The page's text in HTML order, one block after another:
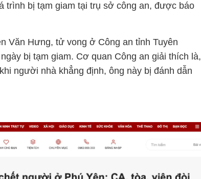
trình bị tạm giam tại trụ sở công an, được báo
Văn Hưng, tử vong ở Công an tỉnh Tuyên
bị tạm giam. Cơ quan Công an giải thích là,
người nhà khẳng định, ông này bị đánh dẫn